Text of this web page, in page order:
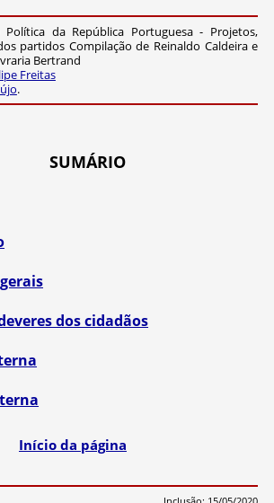
Política da República Portuguesa - Projetos,
partidos Compilação de Reinaldo Caldeira e
Bertrand
Freitas
.
SUMÁRIO
dos cidadãos
Início da página